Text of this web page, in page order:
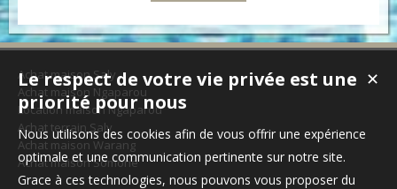
Achat maison Saly
Achat maison Ngaparou
Location maison Ngaparou
Achat terrain Saly
Achat maison Warang
Achat maison Somone
✕
Le respect de votre vie privée est une
priorité pour nous
Nous utilisons des cookies afin de vous offrir une expérience
optimale et une communication pertinente sur notre site.
Grace à ces technologies, nous pouvons vous proposer du